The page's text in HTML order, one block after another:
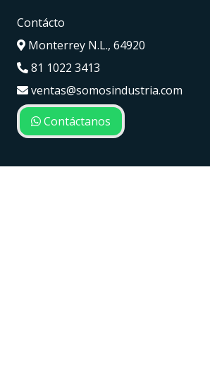
Contácto
Monterrey N.L., 64920
81 1022 3413
ventas@somosindustria.com
Contáctanos